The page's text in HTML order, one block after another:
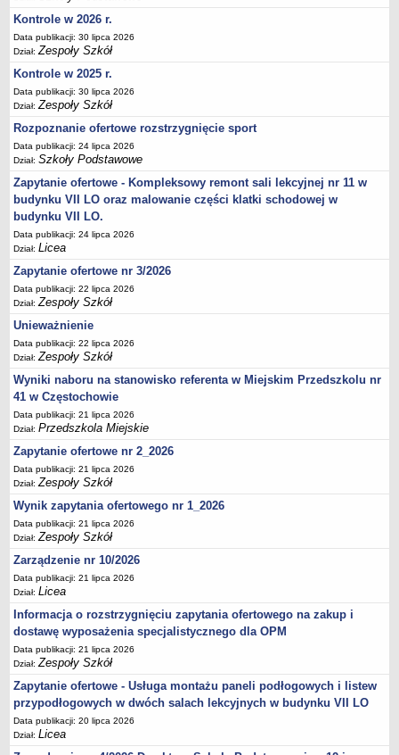
Zespół Poradni
Dane podstawowe
Statut
Majątek
Godziny dyżurów
Ogłoszenia
Zarządzenia
Rejestry, ewidencje, archiwa
Kontrole
PONOWNE WYKORZYSTYWANIE
Sprawozdania
Deklaracja dostępności
DEKLARACJA DOSTĘPNOŚCI
OŚWIADCZENIA MAJĄTKOWE
PONOWNE WYKORZYSTYWANIE
UDOSTĘPNIANIE INFORMACJI PUBLICZNEJ
OCHRONA DANYCH OSOBOWYCH
Kontrole w 2026 r.
Data publikacji: 30 lipca 2026
Dział:Zespoły Szkół
Kontrole w 2025 r.
Data publikacji: 30 lipca 2026
Dział:Zespoły Szkół
Rozpoznanie ofertowe rozstrzygnięcie sport
Data publikacji: 24 lipca 2026
Dział:Szkoły Podstawowe
Zapytanie ofertowe - Kompleksowy remont sali lekcyjnej nr 11 w
budynku VII LO oraz malowanie części klatki schodowej w
budynku VII LO.
Data publikacji: 24 lipca 2026
Dział:Licea
Zapytanie ofertowe nr 3/2026
Data publikacji: 22 lipca 2026
Dział:Zespoły Szkół
Unieważnienie
Data publikacji: 22 lipca 2026
Dział:Zespoły Szkół
Wyniki naboru na stanowisko referenta w Miejskim Przedszkolu nr
41 w Częstochowie
Data publikacji: 21 lipca 2026
Dział:Przedszkola Miejskie
Zapytanie ofertowe nr 2_2026
Data publikacji: 21 lipca 2026
Dział:Zespoły Szkół
Wynik zapytania ofertowego nr 1_2026
Data publikacji: 21 lipca 2026
Dział:Zespoły Szkół
Zarządzenie nr 10/2026
Data publikacji: 21 lipca 2026
Dział:Licea
Informacja o rozstrzygnięciu zapytania ofertowego na zakup i
dostawę wyposażenia specjalistycznego dla OPM
Data publikacji: 21 lipca 2026
Dział:Zespoły Szkół
Zapytanie ofertowe - Usługa montażu paneli podłogowych i listew
przypodłogowych w dwóch salach lekcyjnych w budynku VII LO
Data publikacji: 20 lipca 2026
Dział:Licea